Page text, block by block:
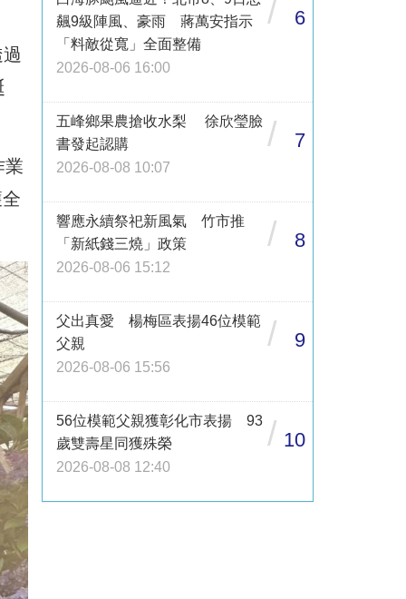
業
飆9級陣風、豪雨 蔣萬安指示
「料敵從寬」全面整備
2026-08-06 16:00
/ 6
五峰鄉果農搶收水梨 徐欣瑩臉
書發起認購
2026-08-08 10:07
/ 7
響應永續祭祀新風氣 竹市推
「新紙錢三燒」政策
2026-08-06 15:12
/ 8
父出真愛 楊梅區表揚46位模範
父親
2026-08-06 15:56
/ 9
56位模範父親獲彰化市表揚 93
歲雙壽星同獲殊榮
2026-08-08 12:40
/ 10